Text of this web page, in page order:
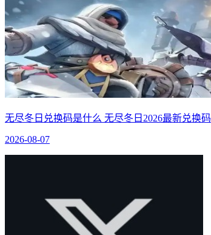
无尽冬日兑换码是什么 无尽冬日2026最新兑换码
2026-08-07